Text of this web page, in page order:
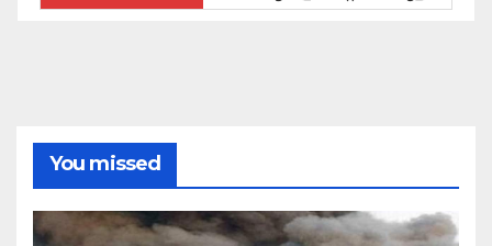
ఓ నాన్నారు ఆవేదనపై అక్షర సందేశం
You missed